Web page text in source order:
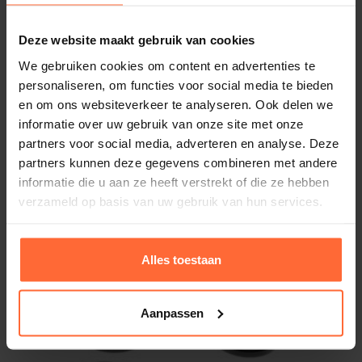
Deze website maakt gebruik van cookies
We gebruiken cookies om content en advertenties te
personaliseren, om functies voor social media te bieden
en om ons websiteverkeer te analyseren. Ook delen we
informatie over uw gebruik van onze site met onze
partners voor social media, adverteren en analyse. Deze
partners kunnen deze gegevens combineren met andere
informatie die u aan ze heeft verstrekt of die ze hebben
verzameld op basis van uw gebruik van hun services.
Alles toestaan
Aanpassen
Waarom deze klep bij Sauna’s &
Zwembaden kopen?
Onderdeel van het gerenommeerde merk Praher
Op voorraad of zeer snel geleverd
Persoonlijk advies nodig? Onze showroom staat
open
9/10 klantbeoordeling (WebwinkelKeur, 1.092+
reviews)
6-wegklep sidemount Hayward 1½”
229,95 ca. 3–5 werkdagen